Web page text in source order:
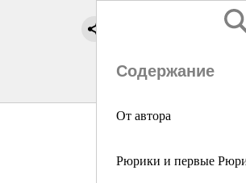
Содержание
От автора
Рюрики и первые